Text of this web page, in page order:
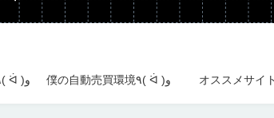
自動売買運用成績٩( ᐛ )و 僕の自動売買環境٩( ᐛ )و オススメサイ